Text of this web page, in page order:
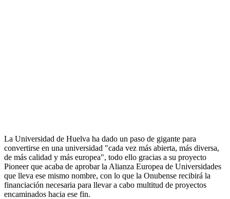
La Universidad de Huelva ha dado un paso de gigante para
convertirse en una universidad "cada vez más abierta, más diversa,
de más calidad y más europea", todo ello gracias a su proyecto
Pioneer que acaba de aprobar la Alianza Europea de Universidades
que lleva ese mismo nombre, con lo que la Onubense recibirá la
financiación necesaria para llevar a cabo multitud de proyectos
encaminados hacia ese fin.